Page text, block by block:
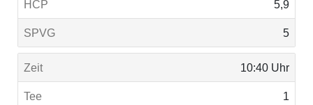
5,9
5
10:40 Uhr
1